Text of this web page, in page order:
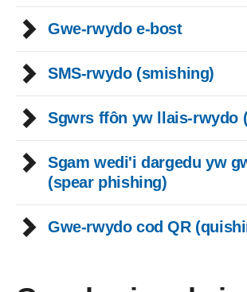
Gwe-rwydo e-bost
SMS-rwydo (smishing)
Sgwrs ffôn yw llais-rwydo
Sgam wedi'i dargedu yw
(spear phishing)
Gwe-rwydo cod QR